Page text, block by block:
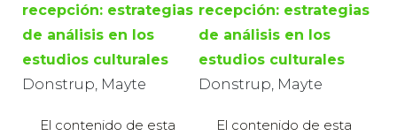
recepción: estrategias
de análisis en los
estudios culturales
Donstrup, Mayte
El contenido de esta
recepción: estrategias
de análisis en los
estudios culturales
Donstrup, Mayte
El contenido de esta